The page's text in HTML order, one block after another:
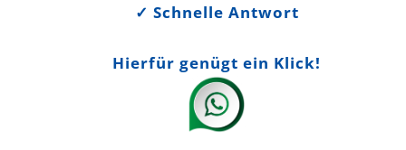
✓ Schnelle Antwort
Hierfür genügt ein Klick!